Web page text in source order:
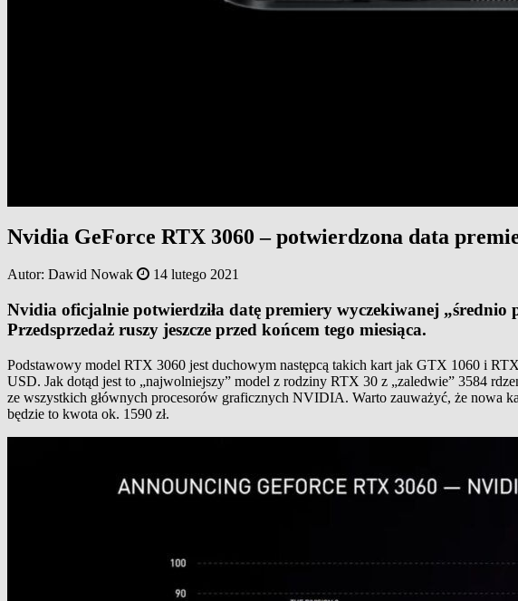
Nvidia GeForce RTX 3060 – potwierdzona data
Autor: Dawid Nowak 14 lutego 2021
Nvidia oficjalnie potwierdziła datę premiery wyczekiwanej
Przedsprzedaż ruszy jeszcze przed końcem tego miesiąca.
Podstawowy model RTX 3060 jest duchowym następcą takich kart jak GTX 1060 i
USD. Jak dotąd jest to „najwolniejszy” model z rodziny RTX 30 z „zaledwie” 3584
ze wszystkich głównych procesorów graficznych NVIDIA. Warto zauważyć, że nowa
będzie to kwota ok. 1590 zł.